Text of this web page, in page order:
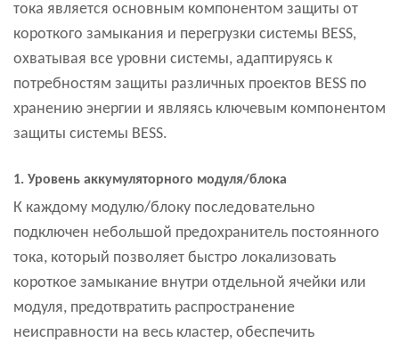
тока является основным компонентом защиты от
короткого замыкания и перегрузки системы BESS,
охватывая все уровни системы, адаптируясь к
потребностям защиты различных проектов BESS по
хранению энергии и являясь ключевым компонентом
защиты системы BESS.
1. Уровень аккумуляторного модуля/блока
К каждому модулю/блоку последовательно
подключен небольшой предохранитель постоянного
тока, который позволяет быстро локализовать
короткое замыкание внутри отдельной ячейки или
модуля, предотвратить распространение
неисправности на весь кластер, обеспечить